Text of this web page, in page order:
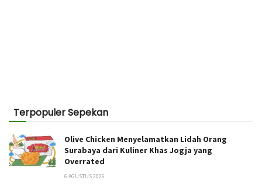
Terpopuler Sepekan
Olive Chicken Menyelamatkan Lidah Orang
Surabaya dari Kuliner Khas Jogja yang
Overrated
6 AGUSTUS 2026